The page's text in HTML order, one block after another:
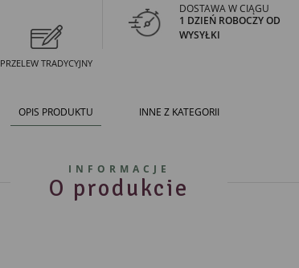
PRZELEW TRADYCYJNY
DOSTAWA W CIĄGU
1 DZIEŃ ROBOCZY OD
WYSYŁKI
OPIS PRODUKTU INNE Z KATEGORII
INFORMACJE
O produkcie